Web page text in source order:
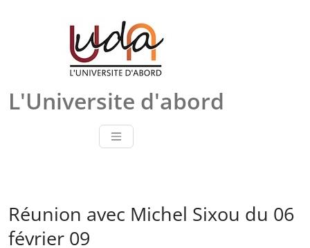
L'Universite d'abord
Réunion avec Michel Sixou du 06
février 09